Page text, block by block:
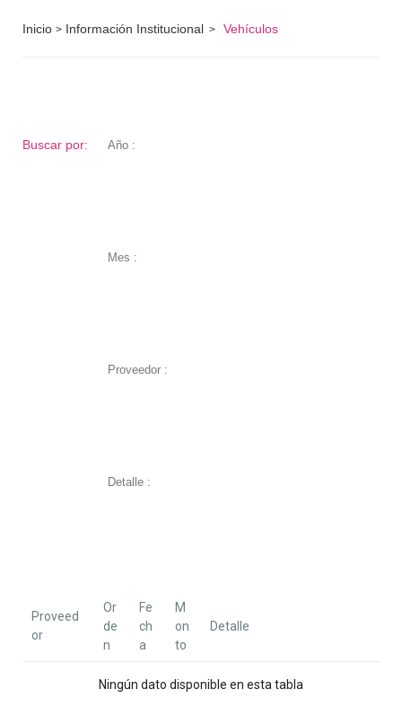
Inicio > Información Institucional > Vehículos
Buscar por: Año :
Mes :
Proveedor :
Detalle :
Proveed
or
Or
de
n
Fe
ch
a
M
on
to
Detalle
Ningún dato disponible en esta tabla